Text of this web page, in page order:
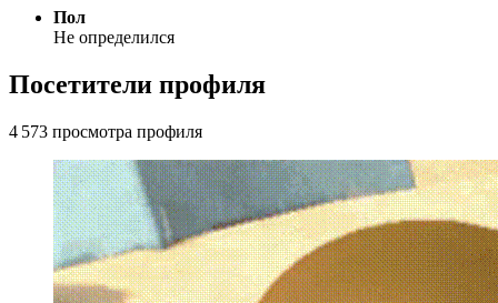
Пол
Не определился
Посетители профиля
4 573 просмотра профиля